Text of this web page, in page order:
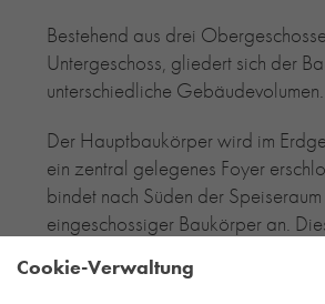
Bestehend aus drei
Untergeschoss, gliedert sich der
unterschiedliche Gebäudevolumen.
Der Hauptbaukörper wird im
ein zentral gelegenes Foyer
bindet nach Süden der
eingeschossiger Baukörper an.
einem lichtdurchfluteten leichten
Cookie-Verwaltung